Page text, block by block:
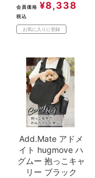
会員価格 ¥8,338
税込
お気に入りに登録
Add.Mate アドメ
イト hugmove ハ
グムー 抱っこキャ
リー ブラック